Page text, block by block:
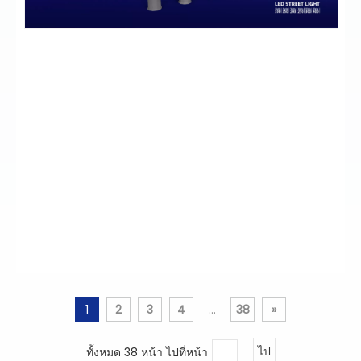
1 2 3 4 ... 38 »
ทั้งหมด 38 หน้า ไปที่หน้า ไป